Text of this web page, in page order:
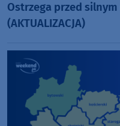
Ostrzega przed
(AKTUALIZACJA)